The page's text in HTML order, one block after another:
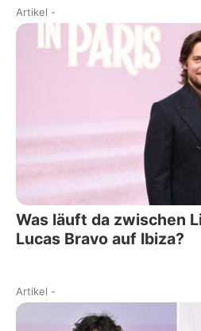
Artikel -
Was läuft da zwischen
Lucas Bravo auf Ibiza?
Artikel -